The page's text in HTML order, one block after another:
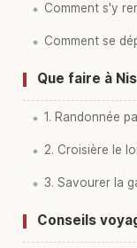
Comment s'y
Comment se
Que faire à
1. Randonnée
2. Croisière le
3. Savourer la
Conseils